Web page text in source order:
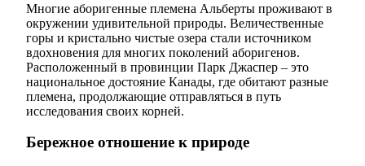
Многие аборигенные племена Альберты проживают в
окружении удивительной природы. Величественные
горы и кристально чистые озера стали источником
вдохновения для многих поколений аборигенов.
Расположенный в провинции Парк Джаспер – это
национальное достояние Канады, где обитают разные
племена, продолжающие отправляться в путь
исследования своих корней.
Бережное отношение к природе